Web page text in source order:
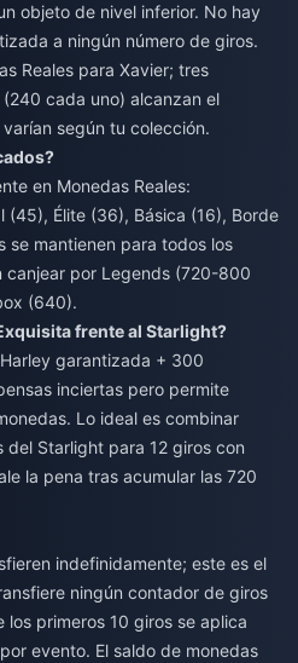
objeto de nivel inferior. No hay
a ningún número de giros.
Reales para Xavier; tres
cada uno) alcanzan el
según tu colección.
en Monedas Reales:
(45), Élite (36), Básica (16), Borde
se mantienen para todos los
por Legends (720-800
(640).
frente al Starlight?
garantizada + 300
inciertas pero permite
Lo ideal es combinar
del Starlight para 12 giros con
la pena tras acumular las 720
indefinidamente; este es el
ningún contador de giros
primeros 10 giros se aplica
evento. El saldo de monedas